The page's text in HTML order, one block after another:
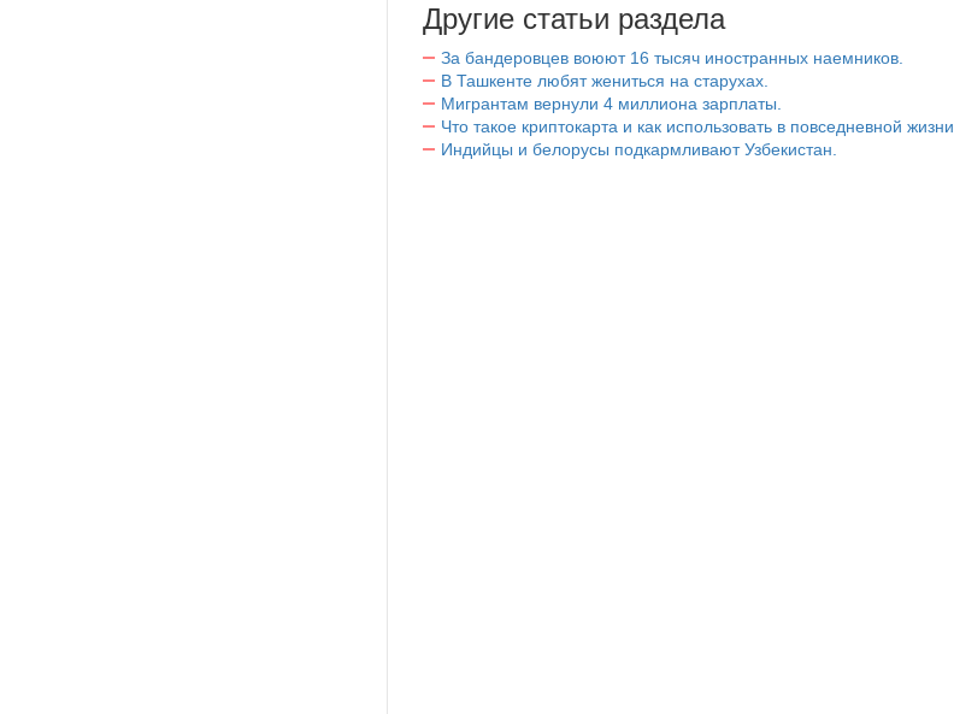
Другие статьи раздела
За бандеровцев воюют 16 тысяч иностранных наемников.
В Ташкенте любят жениться на старухах.
Мигрантам вернули 4 миллиона зарплаты.
Что такое криптокарта и как использовать в повседневной жизни
Индийцы и белорусы подкармливают Узбекистан.